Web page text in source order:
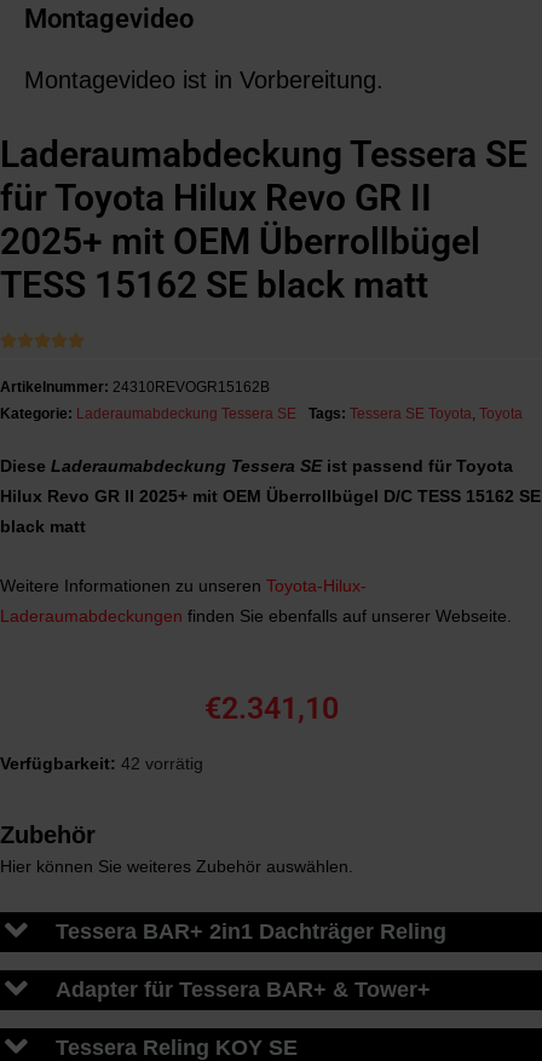
Montagevideo
Montagevideo ist in Vorbereitung.
Laderaumabdeckung Tessera SE
für Toyota Hilux Revo GR II
2025+ mit OEM Überrollbügel
TESS 15162 SE black matt

Artikelnummer: 24310REVOGR15162B
Kategorie: Laderaumabdeckung Tessera SE Tags: Tessera SE Toyota, Toyota
Diese Laderaumabdeckung Tessera SE ist passend für Toyota
Hilux Revo GR II 2025+ mit OEM Überrollbügel D/C TESS 15162 SE
black matt
Weitere Informationen zu unseren Toyota-Hilux-
Laderaumabdeckungen finden Sie ebenfalls auf unserer Webseite.
€2.341,10
Verfügbarkeit: 42 vorrätig
Zubehör
Hier können Sie weiteres Zubehör auswählen.
Tessera BAR+ 2in1 Dachträger Reling
Adapter für Tessera BAR+ & Tower+
Tessera Reling KOY SE